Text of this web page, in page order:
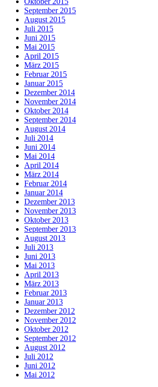
September 2015
August 2015
Juli 2015
Juni 2015
Mai 2015
April 2015
März 2015
Februar 2015
Januar 2015
Dezember 2014
November 2014
Oktober 2014
September 2014
August 2014
Juli 2014
Juni 2014
Mai 2014
April 2014
März 2014
Februar 2014
Januar 2014
Dezember 2013
November 2013
Oktober 2013
September 2013
August 2013
Juli 2013
Juni 2013
Mai 2013
April 2013
März 2013
Februar 2013
Januar 2013
Dezember 2012
November 2012
Oktober 2012
September 2012
August 2012
Juli 2012
Juni 2012
Mai 2012